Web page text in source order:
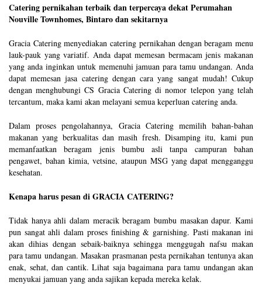
Catering pernikahan terbaik dan terpercaya dekat Perumahan
Nouville Townhomes, Bintaro dan sekitarnya
Gracia Catering menyediakan catering pernikahan dengan beragam menu
lauk-pauk yang variatif. Anda dapat memesan bermacam jenis makanan
yang anda inginkan untuk memenuhi jamuan para tamu undangan. Anda
dapat memesan jasa catering dengan cara yang sangat mudah! Cukup
dengan menghubungi CS Gracia Catering di nomor telepon yang telah
tercantum, maka kami akan melayani semua keperluan catering anda.
Dalam proses pengolahannya, Gracia Catering memilih bahan-bahan
makanan yang berkualitas dan masih fresh. Disamping itu, kami pun
memanfaatkan beragam jenis bumbu asli tanpa campuran bahan
pengawet, bahan kimia, vetsine, ataupun MSG yang dapat mengganggu
kesehatan.
Kenapa harus pesan di GRACIA CATERING?
Tidak hanya ahli dalam meracik beragam bumbu masakan dapur. Kami
pun sangat ahli dalam proses finishing & garnishing. Pasti makanan ini
akan dihias dengan sebaik-baiknya sehingga menggugah nafsu makan
para tamu undangan. Masakan prasmanan pesta pernikahan tentunya akan
enak, sehat, dan cantik. Lihat saja bagaimana para tamu undangan akan
menyukai jamuan yang anda sajikan kepada mereka kelak.